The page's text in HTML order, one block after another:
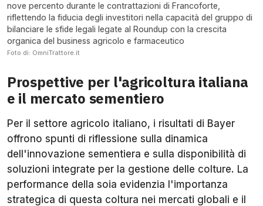
nove percento durante le contrattazioni di Francoforte,
riflettendo la fiducia degli investitori nella capacità del gruppo di
bilanciare le sfide legali legate al Roundup con la crescita
organica del business agricolo e farmaceutico
Foto di: OmniTrattore.it
Prospettive per l'agricoltura italiana
e il mercato sementiero
Per il settore agricolo italiano, i risultati di Bayer
offrono spunti di riflessione sulla dinamica
dell'innovazione sementiera e sulla disponibilità di
soluzioni integrate per la gestione delle colture. La
performance della soia evidenzia l'importanza
strategica di questa coltura nei mercati globali e il